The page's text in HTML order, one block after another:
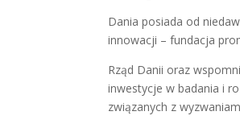
Dania posiada od
innowacji – fundacja
Rząd Danii oraz
inwestycje w badania i
związanych z